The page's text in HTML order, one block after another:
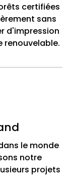
certifiées
sans
d'impression
renouvelable.
le monde
notre
projets